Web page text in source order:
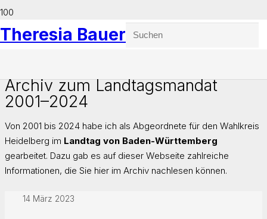
Theresia Bauer
Archiv zum Landtagsmandat
2001–2024
Von 2001 bis 2024 habe ich als Abgeordnete für den Wahlkreis
Heidelberg im Landtag von Baden-Württemberg
gearbeitet. Dazu gab es auf dieser Webseite zahlreiche
Informationen, die Sie hier im Archiv nachlesen können.
14 März 2023